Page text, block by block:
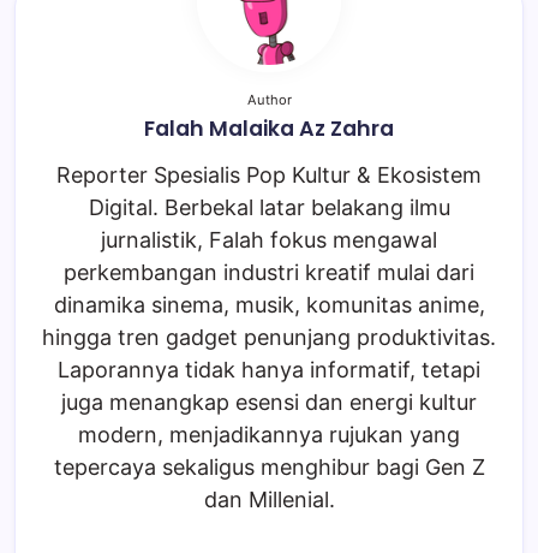
Author
Falah Malaika Az Zahra
Reporter Spesialis Pop Kultur & Ekosistem
Digital. Berbekal latar belakang ilmu
jurnalistik, Falah fokus mengawal
perkembangan industri kreatif mulai dari
dinamika sinema, musik, komunitas anime,
hingga tren gadget penunjang produktivitas.
Laporannya tidak hanya informatif, tetapi
juga menangkap esensi dan energi kultur
modern, menjadikannya rujukan yang
tepercaya sekaligus menghibur bagi Gen Z
dan Millenial.